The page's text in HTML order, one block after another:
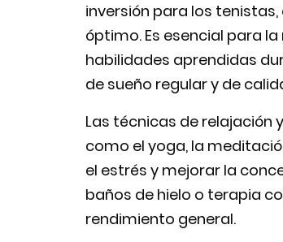
inversión para los
óptimo. Es esencial para
habilidades aprendidas
de sueño regular y de
Las técnicas de
como el yoga, la
el estrés y mejorar la
baños de hielo o terapia
rendimiento general.